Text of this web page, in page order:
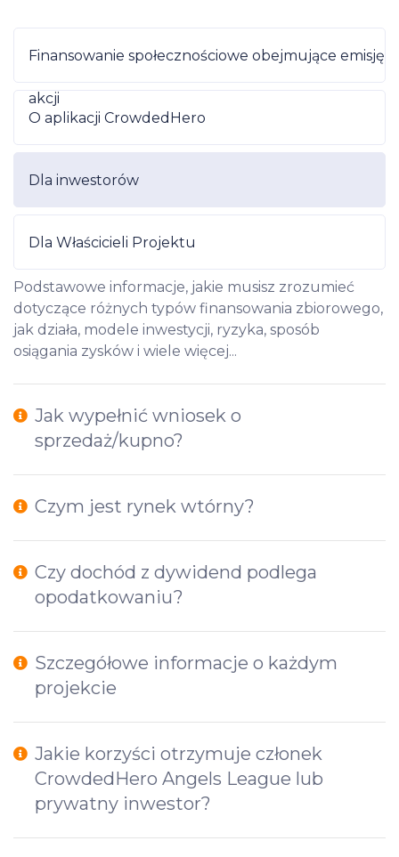
Finansowanie społecznościowe obejmujące emisję
akcji
O aplikacji CrowdedHero
Dla inwestorów
Dla Właścicieli Projektu
Podstawowe informacje, jakie musisz zrozumieć
dotyczące różnych typów finansowania zbiorowego,
jak działa, modele inwestycji, ryzyka, sposób
osiągania zysków i wiele więcej...
Jak wypełnić wniosek o
sprzedaż/kupno?
Czym jest rynek wtórny?
Czy dochód z dywidend podlega
opodatkowaniu?
Szczegółowe informacje o każdym
projekcie
Jakie korzyści otrzymuje członek
CrowdedHero Angels League lub
prywatny inwestor?